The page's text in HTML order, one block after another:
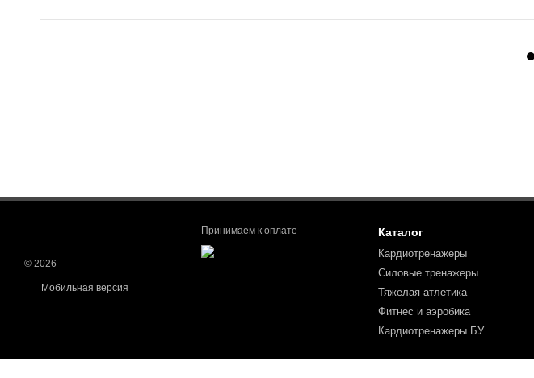
© 2026
Мобильная версия
Принимаем к оплате Каталог
Кардиотренажеры
Силовые тренажеры
Тяжелая атлетика
Фитнес и аэробика
Кардиотренажеры БУ